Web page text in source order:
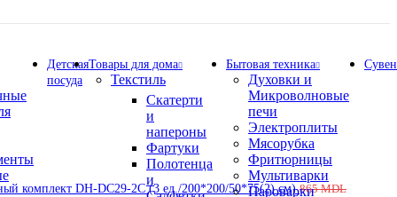
Детская
посуда
Товары для дома
Текстиль
Скатерти
и
напероны
Фартуки
Полотенца
и
Бытовая техника
Духовки и
Микроволновые
печи
Электроплиты
Мясорубка
Фритюрницы
Мультиварки
Пароварки
комплект DH-DC29-2C (3 ед./200*200/50*75(2) см)865MDL